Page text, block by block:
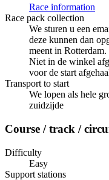
Race information
Race pack collection
We sturen u een
deze kunnen dan
meent in Rotterdam.
Niet in de winkel
voor de start
Transport to start
We lopen als hele
zuidzijde
Course / track /
Difficulty
Easy
Support stations